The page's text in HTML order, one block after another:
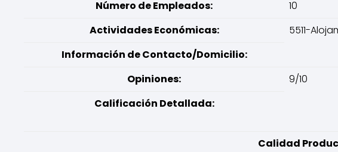
Número de Empleados:
10
Actividades Económicas:
5511-
Información de Contacto/Domicilio:
Opiniones:
9/10
Calificación Detallada:
Calidad